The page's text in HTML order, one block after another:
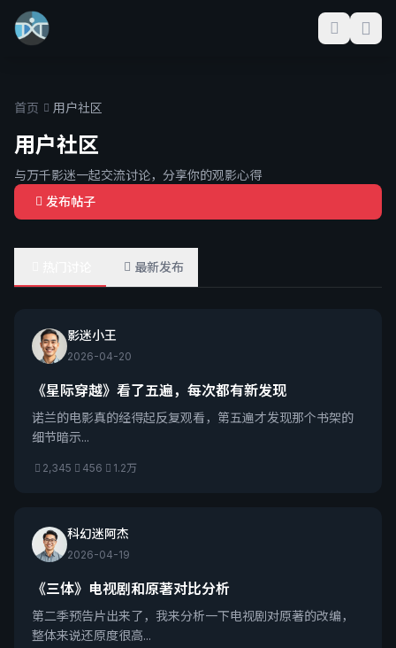
首页 用户社区
用户社区
与万千影迷一起交流讨论，分享你的观影心得
发布帖子
最新发布
影迷小王
2026-04-20
《星际穿越》看了五遍，每次都有新发现
诺兰的电影真的经得起反复观看，第五遍才发现那个书架的
细节暗示...
2,345 456 1.2万
科幻迷阿杰
2026-04-19
《三体》电视剧和原著对比分析
第二季预告片出来了，我来分析一下电视剧对原著的改编，
整体来说还原度很高...